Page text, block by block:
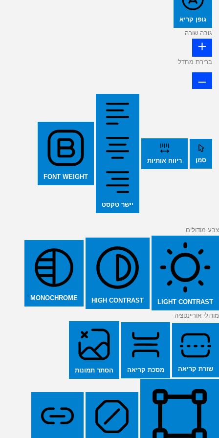
גופן קריא
גובה שורה
ברירת מחדל
סמן ריווח אותיות
יישר טקסט
FONT WEIGHT
צבע מודולים
LIGHT CONTRAST
HIGH CONTRAST
MONOCHROME
מודולי אוריינטציה
שורת קריאה מסכת קריאה הסתר תמונות